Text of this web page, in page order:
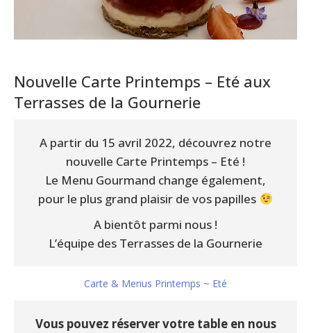
Nouvelle Carte Printemps – Eté aux
Terrasses de la Gournerie
A partir du 15 avril 2022, découvrez notre
nouvelle Carte Printemps – Eté !
Le Menu Gourmand change également,
pour le plus grand plaisir de vos papilles
A bientôt parmi nous !
L’équipe des Terrasses de la Gournerie
Carte & Menus Printemps ~ Eté
Vous pouvez réserver votre table en nous